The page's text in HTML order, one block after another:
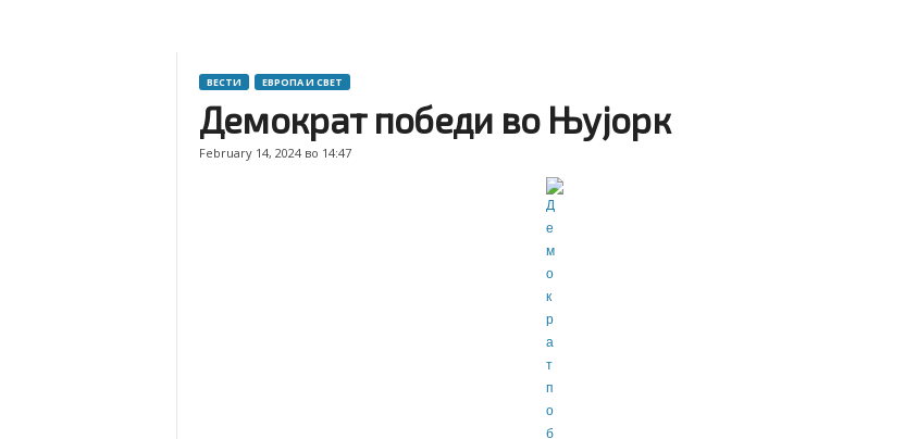
ВЕСТИ ЕВРОПА И СВЕТ
Демократ победи во Њујорк
February 14, 2024 во 14:47